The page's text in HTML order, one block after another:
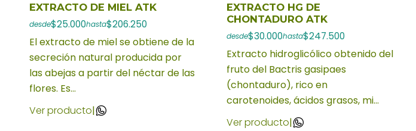
EXTRACTO DE MIEL ATK
desde$25.000hasta$206.250
El extracto de miel se obtiene de la
secreción natural producida por
las abejas a partir del néctar de las
flores. Es...
Ver producto|
EXTRACTO HG DE
CHONTADURO ATK
desde$30.000hasta$247.500
Extracto hidroglicólico obtenido del
fruto del Bactris gasipaes
(chontaduro), rico en
carotenoides, ácidos grasos, mi...
Ver producto|